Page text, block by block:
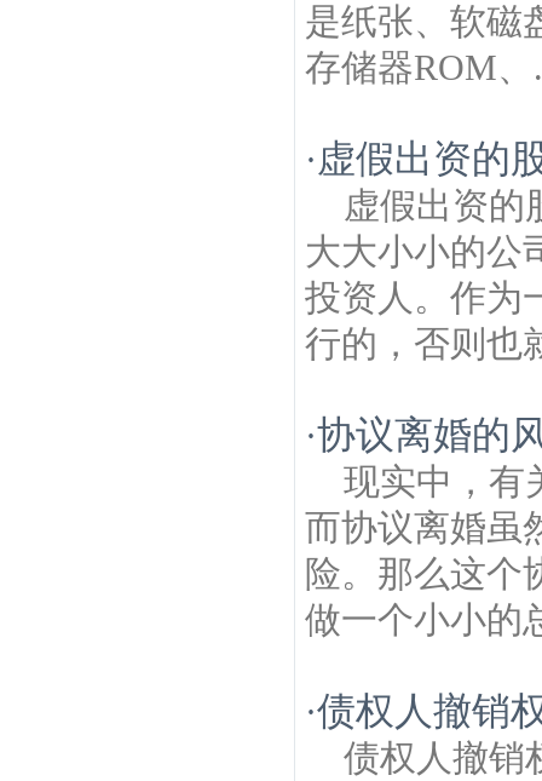
是纸张、软磁
存储器ROM、
·虚假出资的
虚假出资的
大大小小的公
投资人。作为
行的，否则也
·协议离婚的
现实中，有
而协议离婚虽
险。那么这个
做一个小小的
·债权人撤销
债权人撤销